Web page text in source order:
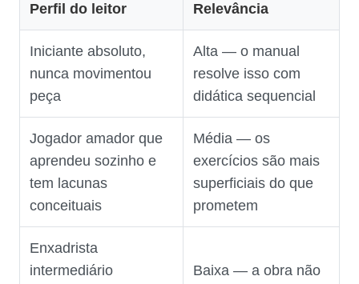
Perfil do leitor Relevância
Iniciante absoluto,
nunca movimentou
peça
Alta — o manual
resolve isso com
didática sequencial
Jogador amador que
aprendeu sozinho e
tem lacunas
conceituais
Média — os
exercícios são mais
superficiais do que
prometem
Enxadrista
intermediário
Baixa — a obra não